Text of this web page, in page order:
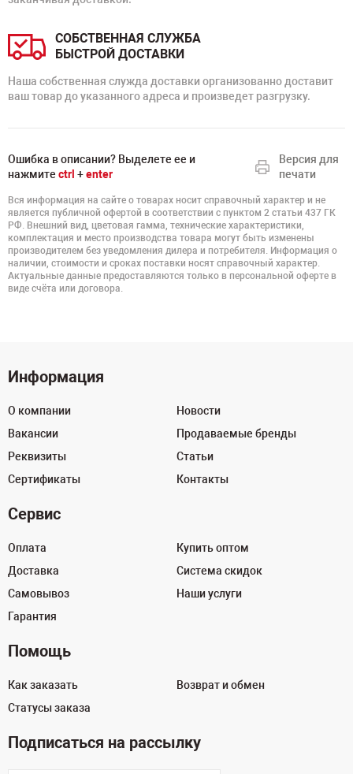
СОБСТВЕННАЯ СЛУЖБА
БЫСТРОЙ ДОСТАВКИ
Наша собственная служда доставки организованно доставит
ваш товар до указанного адреса и произведет разгрузку.
Ошибка в описании? Выделете ее и
нажмите ctrl +enter
Версия для
печати
Вся информация на сайте о товарах носит справочный характер и не
является публичной офертой в соответствии с пунктом 2 статьи 437 ГК
РФ. Внешний вид, цветовая гамма, технические характеристики,
комплектация и место производства товара могут быть изменены
производителем без уведомления дилера и потребителя. Информация о
наличии, стоимости и сроках поставки носят справочный характер.
Актуальные данные предоставляются только в персональной оферте в
виде счёта или договора.
Информация
О компании
Вакансии
Реквизиты
Сертификаты
Новости
Продаваемые бренды
Статьи
Контакты
Сервис
Оплата
Доставка
Самовывоз
Гарантия
Купить оптом
Система скидок
Наши услуги
Помощь
Как заказать
Статусы заказа
Возврат и обмен
Подписаться на рассылку